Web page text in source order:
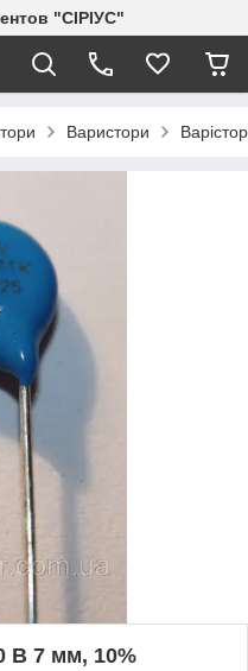
"СІРІУС"
Варистори
В 7 мм, 10%